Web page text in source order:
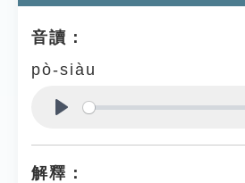
音讀：
pò-siàu
解釋：